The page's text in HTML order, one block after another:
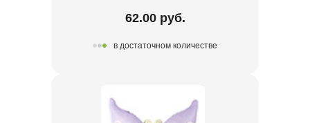
62.00 руб.
в достаточном количестве